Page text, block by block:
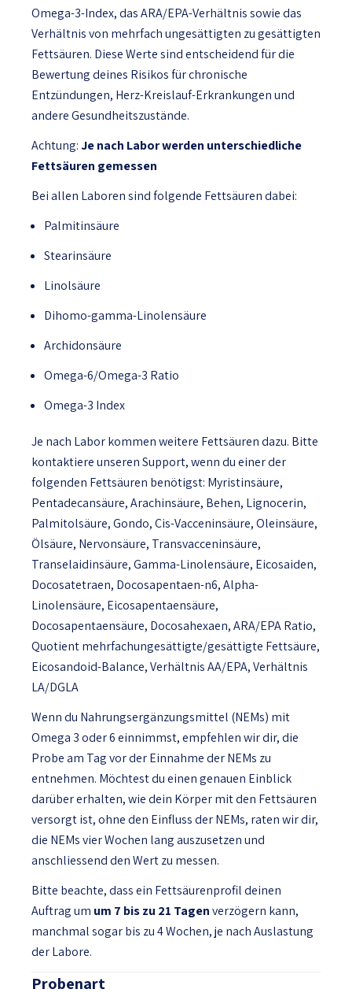
Omega-3-Index, das ARA/EPA-Verhältnis sowie das
Verhältnis von mehrfach ungesättigten zu gesättigten
Fettsäuren. Diese Werte sind entscheidend für die
Bewertung deines Risikos für chronische
Entzündungen, Herz-Kreislauf-Erkrankungen und
andere Gesundheitszustände.
Achtung:Je nach Labor werden unterschiedliche
Fettsäuren gemessen
Bei allen Laboren sind folgende Fettsäuren dabei:
Palmitinsäure
Stearinsäure
Linolsäure
Dihomo-gamma-Linolensäure
Archidonsäure
Omega-6/Omega-3 Ratio
Omega-3 Index
Je nach Labor kommen weitere Fettsäuren dazu. Bitte
kontaktiere unseren Support, wenn du einer der
folgenden Fettsäuren benötigst: Myristinsäure,
Pentadecansäure, Arachinsäure, Behen, Lignocerin,
Palmitolsäure, Gondo, Cis-Vacceninsäure, Oleinsäure,
Ölsäure, Nervonsäure, Transvacceninsäure,
Transelaidinsäure, Gamma-Linolensäure, Eicosaiden,
Docosatetraen, Docosapentaen-n6, Alpha-
Linolensäure, Eicosapentaensäure,
Docosapentaensäure, Docosahexaen, ARA/EPA Ratio,
Quotient mehrfachungesättigte/gesättigte Fettsäure,
Eicosandoid-Balance, Verhältnis AA/EPA, Verhältnis
LA/DGLA
Wenn du Nahrungsergänzungsmittel (NEMs) mit
Omega 3 oder 6 einnimmst, empfehlen wir dir, die
Probe am Tag vor der Einnahme der NEMs zu
entnehmen. Möchtest du einen genauen Einblick
darüber erhalten, wie dein Körper mit den Fettsäuren
versorgt ist, ohne den Einfluss der NEMs, raten wir dir,
die NEMs vier Wochen lang auszusetzen und
anschliessend den Wert zu messen.
Bitte beachte, dass ein Fettsäurenprofil deinen
Auftrag um um 7 bis zu 21 Tagenverzögern kann,
manchmal sogar bis zu 4 Wochen, je nach Auslastung
der Labore.
Probenart